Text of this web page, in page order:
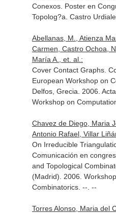
Conexos. Poster en
Topolog?a. Castro
Abellanas, M., Atienza
Carmen, Castro Ochoa,
María A., et. al.:
Cover Contact Graphs.
European Workshop on
Delfos, Grecia. 2006.
Workshop on
Chavez de Diego, Maria
Antonio Rafael, Villar
On Irreducible
Comunicación en
and Topological
(Madrid). 2006.
Combinatorics. --. --
Torres Alonso, Maria del